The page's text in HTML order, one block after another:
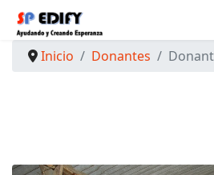
Inicio
Donantes